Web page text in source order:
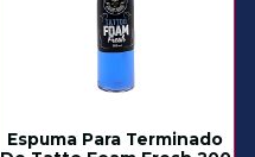
Espuma Para Terminado